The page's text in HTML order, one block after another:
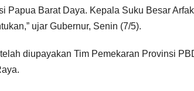
Papua Barat Daya. Kepala Suku Besar
ujar Gubernur, Senin (7/5).
diupayakan Tim Pemekaran Provinsi